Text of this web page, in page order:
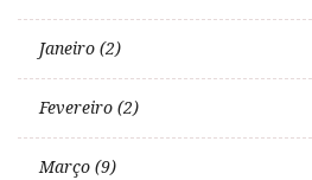
Janeiro (2)
Fevereiro (2)
Março (9)